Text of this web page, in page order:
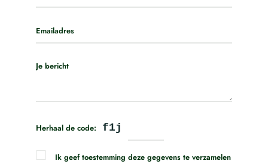
Herhaal de code: f1j
Ik geef toestemming deze gegevens te verzamelen